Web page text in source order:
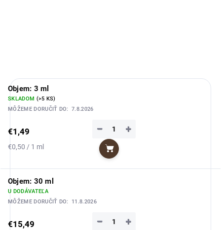
Objem: 3 ml
SKLADOM (>5 KS)
MÔŽEME DORUČIŤ DO:
7.8.2026
€1,49
Jednotková
€0,50 / 1 ml
+
−
Do košíka
Objem: 30 ml
U DODÁVATEĽA
MÔŽEME DORUČIŤ DO:
11.8.2026
€15,49 +
−